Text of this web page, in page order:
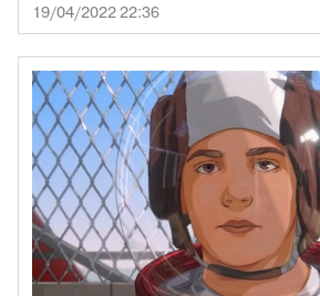
19/04/2022 22:36